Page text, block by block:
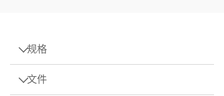
规格
规格 - 分析天平 MR204/A
文件